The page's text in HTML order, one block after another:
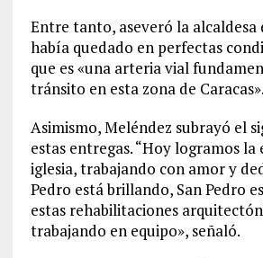
Entre tanto, aseveró la alcaldesa
había quedado en perfectas
que es «una arteria vial
tránsito en esta zona de Caracas».
Asimismo, Meléndez subrayó el
estas entregas. “Hoy logramos la
iglesia, trabajando con amor y
Pedro está brillando, San Pedro
estas rehabilitaciones
trabajando en equipo», señaló.